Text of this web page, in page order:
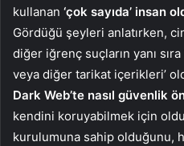
kullanan ‘çok sayıda’ insan
Gördüğü şeyleri anlatırken,
diğer iğrenç suçların yanı
veya diğer tarikat içerikleri’
Dark Web’te nasıl güvenlik
kendini koruyabilmek için
kurulumuna sahip olduğunu,